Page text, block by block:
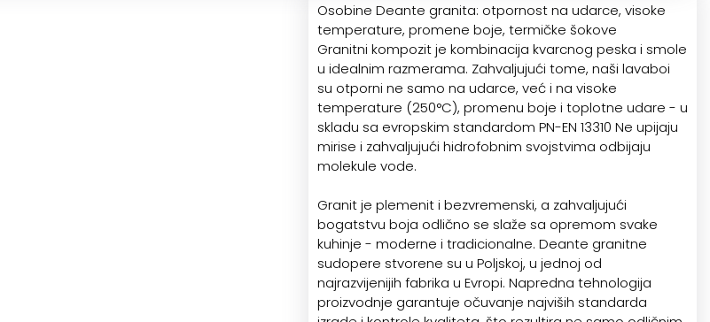
Osobine Deante granita: otpornost na udarce, visoke
temperature, promene boje, termičke šokove
Granitni kompozit je kombinacija kvarcnog peska i smole
u idealnim razmerama. Zahvaljujući tome, naši lavaboi
su otporni ne samo na udarce, već i na visoke
temperature (250°C), promenu boje i toplotne udare - u
skladu sa evropskim standardom PN-EN 13310 Ne upijaju
mirise i zahvaljujući hidrofobnim svojstvima odbijaju
molekule vode.
Granit je plemenit i bezvremenski, a zahvaljujući
bogatstvu boja odlično se slaže sa opremom svake
kuhinje - moderne i tradicionalne. Deante granitne
sudopere stvorene su u Poljskoj, u jednoj od
najrazvijenijih fabrika u Evropi. Napredna tehnologija
proizvodnje garantuje očuvanje najviših standarda